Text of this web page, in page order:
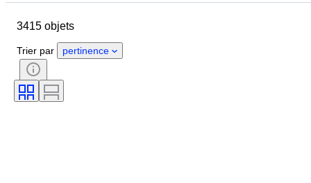
Pays d’origine
Genre
État
Couleur
Motif
Taille de l’article
3415 objets
Trier par pertinence